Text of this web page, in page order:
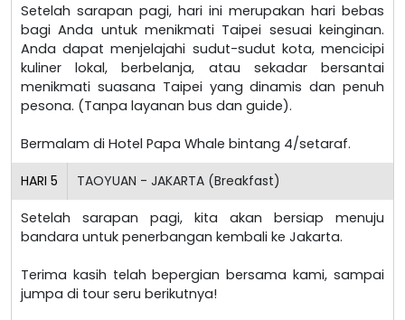
Setelah sarapan pagi, hari ini merupakan hari bebas
bagi Anda untuk menikmati Taipei sesuai keinginan.
Anda dapat menjelajahi sudut-sudut kota, mencicipi
kuliner lokal, berbelanja, atau sekadar bersantai
menikmati suasana Taipei yang dinamis dan penuh
pesona. (Tanpa layanan bus dan guide).
Bermalam di Hotel Papa Whale bintang 4/setaraf.
HARI 5 TAOYUAN - JAKARTA (Breakfast)
Setelah sarapan pagi, kita akan bersiap menuju
bandara untuk penerbangan kembali ke Jakarta.
Terima kasih telah bepergian bersama kami, sampai
jumpa di tour seru berikutnya!